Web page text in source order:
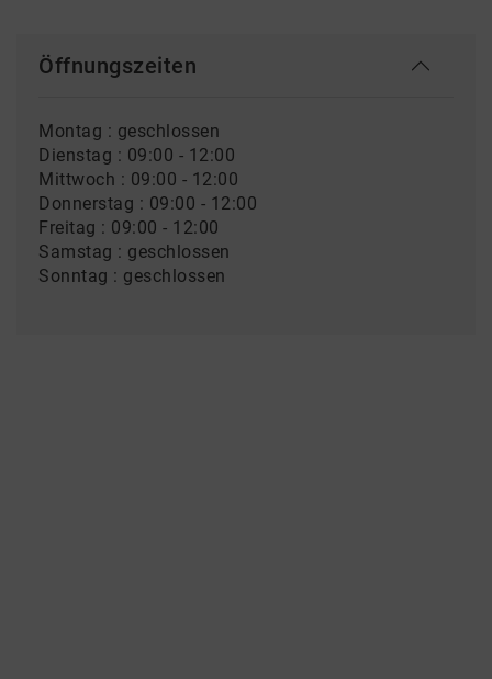
Öffnungszeiten
Montag : geschlossen
Dienstag : 09:00 - 12:00
Mittwoch : 09:00 - 12:00
Donnerstag : 09:00 - 12:00
Freitag : 09:00 - 12:00
Samstag : geschlossen
Sonntag : geschlossen